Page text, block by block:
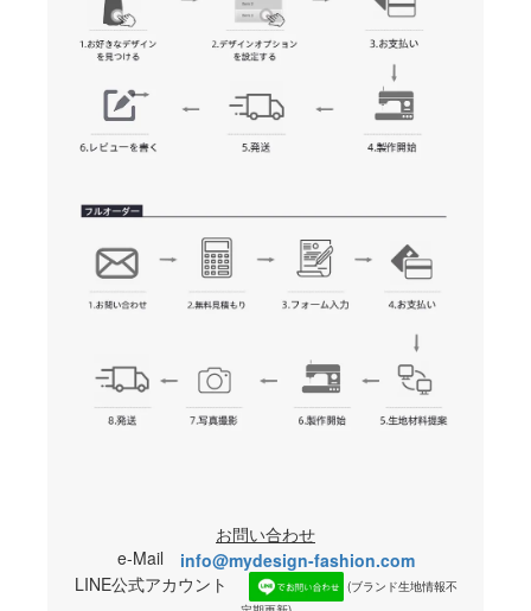
お問い合わせ
e-Mail info@mydesign-fashion.com
LINE公式アカウント
(ブランド生地情報不